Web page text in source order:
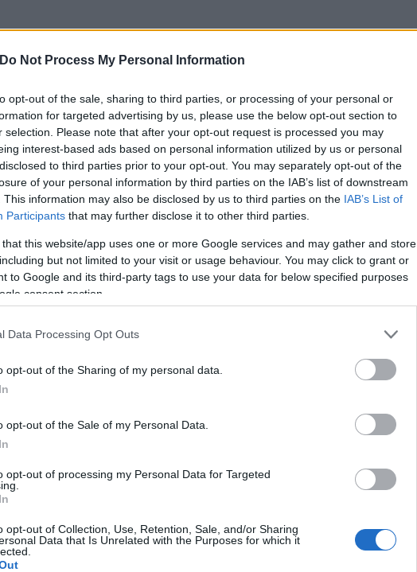
Do Not Process My Personal Information
opt-out of the sale, sharing to third parties, or processing of your personal or
for targeted advertising by us, please use the below opt-out section to
selection. Please note that after your opt-out request is processed you may
interest-based ads based on personal information utilized by us or personal
to third parties prior to your opt-out. You may separately opt-out of the
of your personal information by third parties on the IAB’s list of downstream
This information may also be disclosed by us to third parties on the IAB’s List of
Participants that may further disclose it to other third parties.
that this website/app uses one or more Google services and may gather and store
but not limited to your visit or usage behaviour. You may click to grant or
to Google and its third-party tags to use your data for below specified purposes
consent section.
Data Processing Opt Outs
opt-out of the Sharing of my personal data.
opt-out of the Sale of my Personal Data.
opt-out of processing my Personal Data for Targeted
opt-out of Collection, Use, Retention, Sale, and/or Sharing
Data that Is Unrelated with the Purposes for which it
στην παρουσίαση του
κόσμου στο γήπεδο
(video)
«τέλειο» δέρμα αποτελεί πρόβλημα